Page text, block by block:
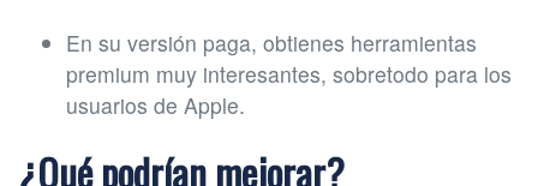
En su versión paga, obtienes herramientas
premium muy interesantes, sobretodo para los
usuarios de Apple.
¿Qué podrían mejorar?